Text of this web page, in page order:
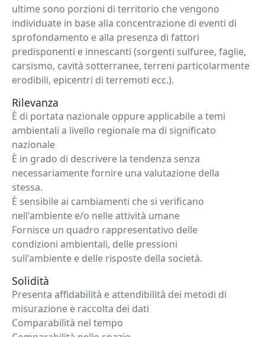
ultime sono porzioni di territorio che vengono
individuate in base alla concentrazione di eventi di
sprofondamento e alla presenza di fattori
predisponenti e innescanti (sorgenti sulfuree, faglie,
carsismo, cavità sotterranee, terreni particolarmente
erodibili, epicentri di terremoti ecc.).
Rilevanza
È di portata nazionale oppure applicabile a temi
ambientali a livello regionale ma di significato
nazionale
È in grado di descrivere la tendenza senza
necessariamente fornire una valutazione della
stessa.
È sensibile ai cambiamenti che si verificano
nell'ambiente e/o nelle attività umane
Fornisce un quadro rappresentativo delle
condizioni ambientali, delle pressioni
sull'ambiente e delle risposte della società.
Solidità
Presenta affidabilità e attendibilità dei metodi di
misurazione e raccolta dei dati
Comparabilità nel tempo